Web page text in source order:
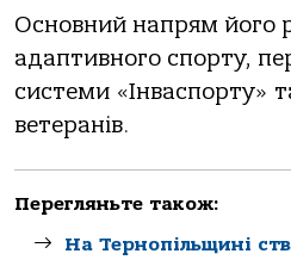
Основний напрям його
адаптивного спорту,
системи «Інваспорту»
ветеранів.
Перегляньте також:
На Тернопільщині